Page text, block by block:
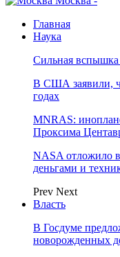
Главная
Наука
Сильная
В США заявили,
годах
MNRAS:
Проксима
NASA отложило
деньгами и
Prev Next
Власть
В Госдуме
новорожденных